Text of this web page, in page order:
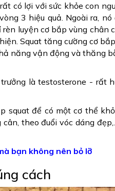
có lợi với sức khỏe con
3 hiệu quả. Ngoài ra,
luyện cơ bắp vùng chân
Squat tăng cường cơ
năng vận động và thăng
là testosterone - rất
squat để có một cơ thể
theo đuổi vóc dáng
bạn không nên bỏ lỡ
cách